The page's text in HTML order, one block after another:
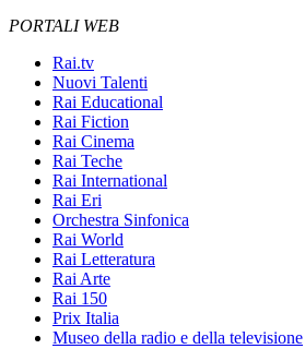
PORTALI WEB
Rai.tv
Nuovi Talenti
Rai Educational
Rai Fiction
Rai Cinema
Rai Teche
Rai International
Rai Eri
Orchestra Sinfonica
Rai World
Rai Letteratura
Rai Arte
Rai 150
Prix Italia
Museo della radio e della televisione